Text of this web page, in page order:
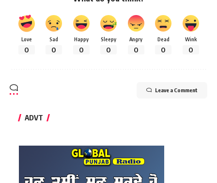
Love
0
Sad
0
Happy
0
Sleepy
0
Angry
0
Dead
0
Wink
0
Leave a Comment
ADVT